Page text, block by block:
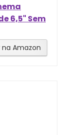
6,5" Sem
na Amazon